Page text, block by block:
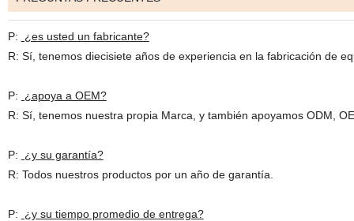
P:
¿es usted un fabricante?
R: Sí, tenemos diecisiete años de experiencia en la fabricación de
P:
¿apoya a OEM?
R: Sí, tenemos nuestra propia Marca, y también apoyamos ODM,
P:
¿y su garantía?
R: Todos nuestros productos por un año de garantía.
P:
¿y su tiempo promedio de entrega?